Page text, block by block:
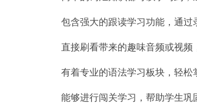
包含强大的跟读学习功能，通过
直接刷看带来的趣味音频或视频
有着专业的语法学习板块，轻松
能够进行闯关学习，帮助学生巩